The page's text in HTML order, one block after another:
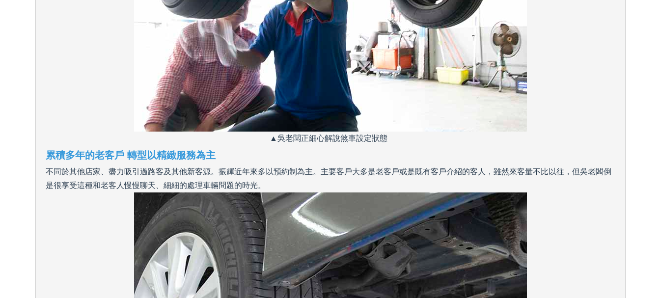
▲吳老闆正細心解說煞車設定狀態
累積多年的老客戶 轉型以精緻服務為主
不同於其他店家、盡力吸引過路客及其他新客源。振輝近年來多以預約制為主。主要客戶大多是老客戶或是既有客戶介紹的客人，雖然來客量不比以往，但吳老闆倒
是很享受這種和老客人慢慢聊天、細細的處理車輛問題的時光。